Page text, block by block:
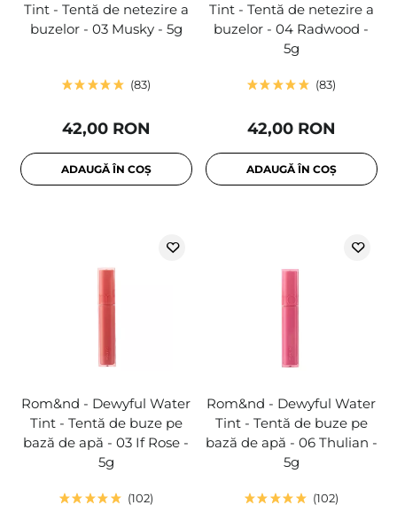
Tint - Tentă de netezire a
buzelor - 03 Musky - 5g
83
42,00 RON
ADAUGĂ ÎN COȘ
Tint - Tentă de netezire a
buzelor - 04 Radwood -
5g
83
42,00 RON
ADAUGĂ ÎN COȘ
Rom&nd - Dewyful Water
Tint - Tentă de buze pe
bază de apă - 03 If Rose -
5g
102
Rom&nd - Dewyful Water
Tint - Tentă de buze pe
bază de apă - 06 Thulian -
5g
102